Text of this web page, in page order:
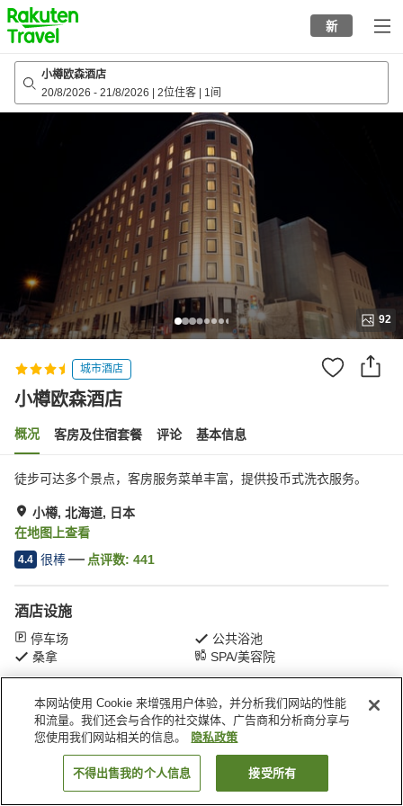
to
top
page
新
小樽欧森酒店
20/8/2026 - 21/8/2026 2位住客 1间
92
城市酒店
小樽欧森酒店
概况 客房及住宿套餐 评论 基本信息
徒步可达多个景点，客房服务菜单丰富，提供投币式洗衣服务。
小樽, 北海道, 日本
在地图上查看
4.4 很棒 点评数: 441
酒店设施
停车场
公共浴池
桑拿
SPA/美容院
首页 日本 北海道 小樽 小樽欧森酒店
搜索客房
本网站使用 Cookie 来增强用户体验，并分析我们网站的性能
和流量。我们还会与合作的社交媒体、广告商和分析商分享与
您使用我们网站相关的信息。
隐私政策
不得出售我的个人信息 接受所有